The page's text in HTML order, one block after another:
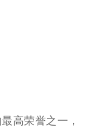
高荣誉之一，